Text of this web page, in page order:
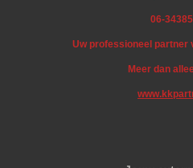
06-
Uw professioneel partner
Meer dan